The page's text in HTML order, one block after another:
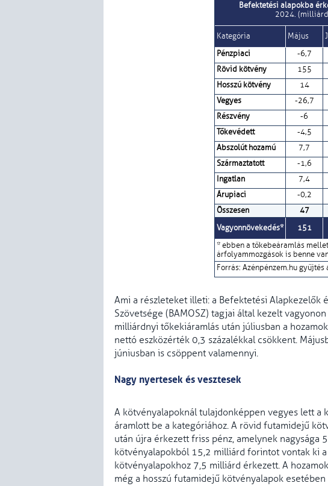
Befektetési alapokba
2024.
Kategória Május
Pénzpiaci
-6,7
Rövid kötvény
155
Hosszú kötvény
14
Vegyes
-26,7
Részvény
-6
Tőkevédett
-4,5
Abszolút hozamú
7,7
Származtatott
-1,6
Ingatlan
7,4
Árupiaci
-0,2
Összesen
47
Vagyonnövekedés*
151
* ebben a tőkebeáramlás
árfolyammozgások is benne
Forrás: Azénpénzem.hu
Ami a részleteket illeti: a Befektetési Alapkezelők
Szövetsége (BAMOSZ) tagjai által kezelt
milliárdnyi tőkekiáramlás után júliusban a
nettó eszközérték 0,3 százalékkal csökkent.
júniusban is csöppent valamennyi.
Nagy nyertesek és vesztesek
A kötvényalapoknál tulajdonképpen vegyes lett a
áramlott be a kategóriához. A rövid futamidejű
után újra érkezett friss pénz, amelynek nagysága
kötvényalapokból 15,2 milliárd forintot vontak ki
kötvényalapokhoz 7,5 milliárd érkezett. A
még a hosszú futamidejű kötvényalapok